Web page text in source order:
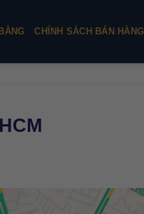
CHÍNH SÁCH BÁN HÀNG